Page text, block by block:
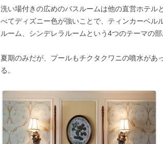
洗い場付きの広めのバスルームは他の直営ホテル
べてディズニー色が強いことで、ティンカーベル
ルーム、シンデレラルームという4つのテーマの
夏期のみだが、プールもチクタクワニの噴水が
る。